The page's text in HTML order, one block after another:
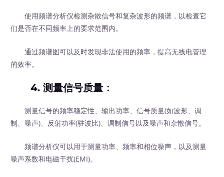
使用频谱分析仪检测杂散信号和复杂波形的频谱，以检查它
们是否在不同频率上的要求范围内。
通过频谱图可以及时发现非法使用的频率，提高无线电管理
的效率。
4.测量信号质量 ：
测量信号的频率稳定性、输出功率、信号质量(如波形、调
制、噪声)、反射功率(驻波比)、调制信号以及噪声和杂散信号。
频谱分析仪可以用于测量功率、频率和相位噪声，以及测量
噪声系数和电磁干扰(EMI)。